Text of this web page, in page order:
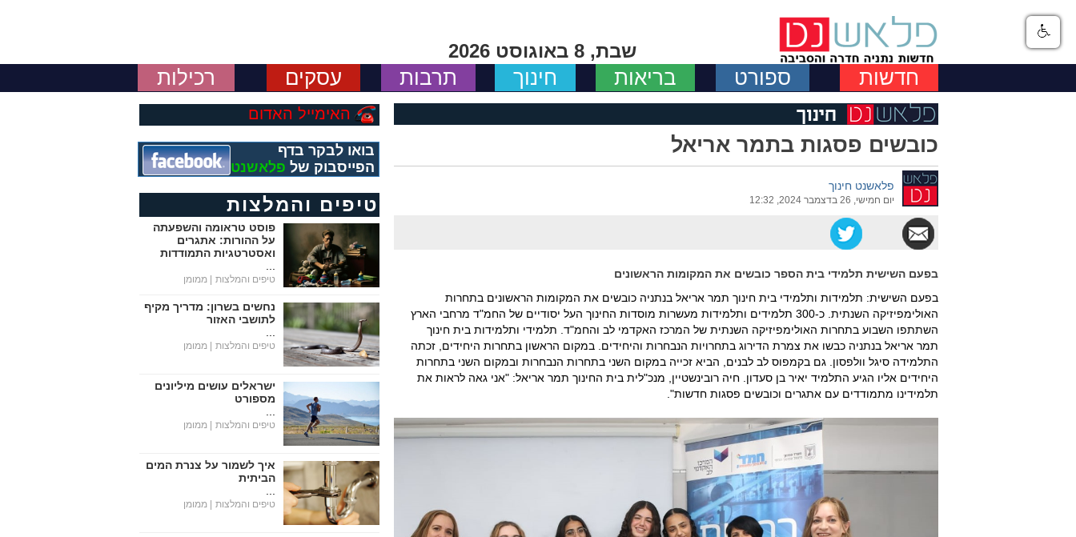
שבת, 8 באוגוסט 2026
חדשות ספורט בריאות חינוך תרבות עסקים רכילות
כובשים פסגות בתמר אריאל
פלאשנט חינוך
יום חמישי, 26 בדצמבר 2024, 12:32
בפעם השישית תלמידי בית הספר כובשים את המקומות הראשונים
בפעם השישית: תלמידות ותלמידי בית חינוך תמר אריאל בנתניה כובשים את המקומות הראשונים בתחרות
האולימפיזיקה השנתית. כ-300 תלמידים ותלמידות מעשרות מוסדות החינוך העל יסודיים של החמ"ד מרחבי הארץ
השתתפו השבוע בתחרות האולימפיזיקה השנתית של המרכז האקדמי לב והחמ"ד. תלמידי ותלמידות בית חינוך
תמר אריאל בנתניה כבשו את צמרת הדירוג בתחרויות הנבחרות והיחידים. במקום הראשון בתחרות היחידים, זכתה
התלמידה סיגל וולפסון. גם בקמפוס לב לבנים, הביא זכייה במקום השני בתחרות הנבחרות ובמקום השני בתחרות
היחידים אליו הגיע התלמיד יאיר בן סעדון. חיה רובינשטיין, מנכ"לית בית החינוך תמר אריאל: "אני גאה לראות את
תלמידינו מתמודדים עם אתגרים וכובשים פסגות חדשות".
האימייל האדום
בואו לבקר בדף
הפייסבוק של פלאשנט
טיפים והמלצות
פוסט טראומה והשפעתה
על ההורות: אתגרים
ואסטרטגיות התמודדות
טיפים והמלצות | ממומן
נחשים בשרון: מדריך מקיף
לתושבי האזור
טיפים והמלצות | ממומן
ישראלים עושים מיליונים
מספורט
טיפים והמלצות | ממומן
איך לשמור על צנרת המים
הביתית
טיפים והמלצות | ממומן